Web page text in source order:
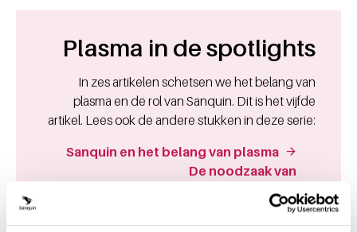
Plasma in de spotlights
In zes artikelen schetsen we het belang van
plasma en de rol van Sanquin. Dit is het vijfde
artikel. Lees ook de andere stukken in deze serie:
Sanquin en het belang van plasma
De noodzaak van
plasmageneesmiddelen
Plasmamedicijnen vaker ingezet
Plasmadonaties houden de vraag niet bij